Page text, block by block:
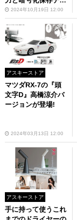
イス「パスポケ」
2024年10月19日 12:00
アスキーストア
マツダRX-7の『頭
文字D』高橋涼介バ
ージョンが登場!
2024年03月13日 12:00
アスキーストア
手に持って使うこれ